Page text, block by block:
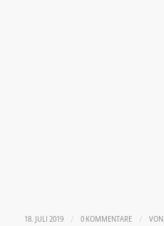
18. JULI 2019 / 0 KOMMENTARE / VON